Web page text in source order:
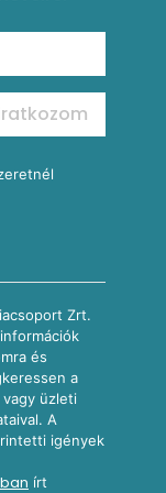
Zrt.
és
a
üzleti
A
igények
írt